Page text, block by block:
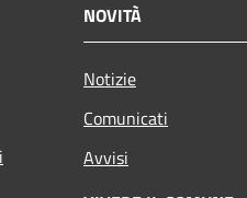
NOVITÀ
Notizie
Comunicati
Avvisi